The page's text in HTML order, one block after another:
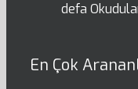
defa
En Çok